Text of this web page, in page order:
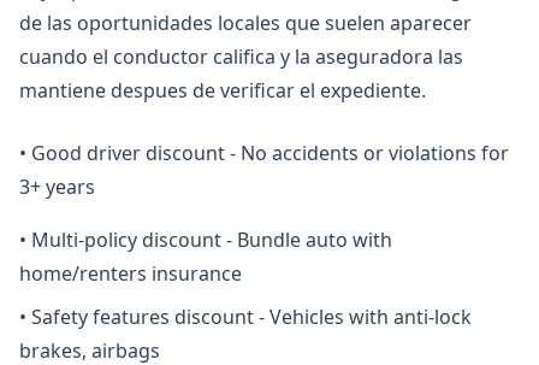
de las oportunidades locales que suelen aparecer
cuando el conductor califica y la aseguradora las
mantiene despues de verificar el expediente.
• Good driver discount - No accidents or violations for
3+ years
• Multi-policy discount - Bundle auto with
home/renters insurance
• Safety features discount - Vehicles with anti-lock
brakes, airbags